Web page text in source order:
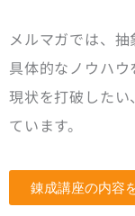
メルマガでは、
具体的なノウハウ
現状を打破した
ています。
錬成講座の内容